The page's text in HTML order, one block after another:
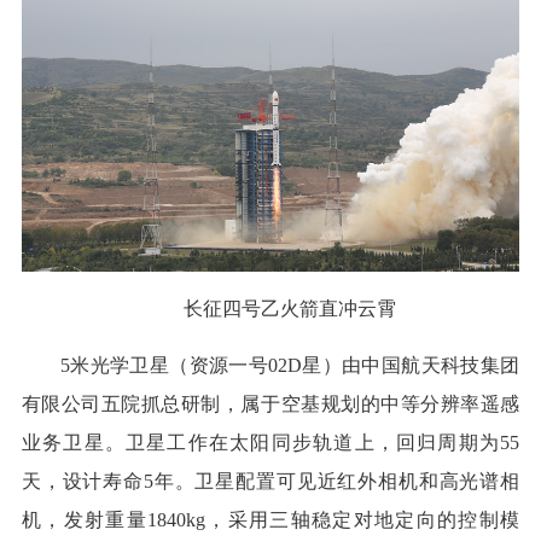
长征四号乙火箭直冲云霄
5米光学卫星（资源一号02D星）由中国航天科技集团
有限公司五院抓总研制，属于空基规划的中等分辨率遥感
业务卫星。卫星工作在太阳同步轨道上，回归周期为55
天，设计寿命5年。卫星配置可见近红外相机和高光谱相
机，发射重量1840kg，采用三轴稳定对地定向的控制模